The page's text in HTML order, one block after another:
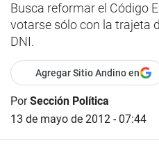
Busca reformar el Código
votarse sólo con la trajeta
DNI.
Agregar Sitio Andino en
PorSección Política
13 de mayo de 2012 - 07:44